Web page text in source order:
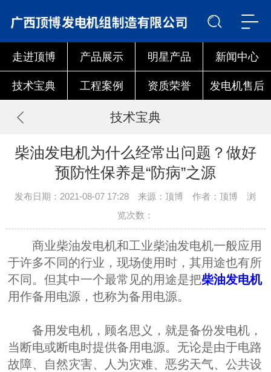
走进顶博 产品展示 明星产品 新闻中心
技术宝典 工程案例 资质荣誉 发电机售后
技术宝典
柴油发电机为什么经常出问题？做好
预防性保养是“防病”之源
发布日期：2021-08-07 17:28 来源：顶博 作者：顶博 浏
览次数：
商业柴油发电机和工业柴油发电机一般应用
于许多不同的行业，现场使用时，其用途也有所
不同。但其中一个最常见的用途是把柴油发电机
用作备用电源，也称为备用电源。
备用发电机，顾名思义，就是备份发电机，
当断电或断电时提供备用电源。无论是由于电路
故障、自然灾害、人为灾难、恶劣天气、公共设